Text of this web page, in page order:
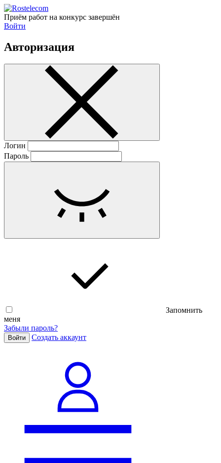
Приём работ на конкурс завершён
Войти
Авторизация
Логин
Пароль
Запомнить
меня
Забыли пароль?
Войти Cоздать аккаунт